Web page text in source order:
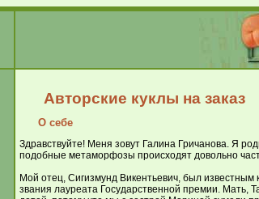
Авторские куклы на заказ
О себе
Здравствуйте! Меня зовут Галина Гричанова. Я
подобные метаморфозы происходят довольно
Мой отец, Сигизмунд Викентьевич, был известным
звания лауреата Государственной премии. Мать,